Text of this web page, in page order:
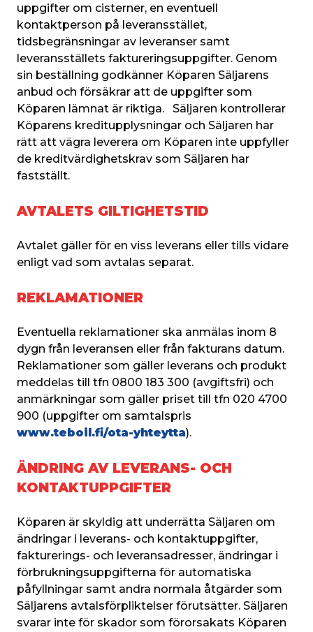
uppgifter om cisterner, en eventuell
kontaktperson på leveransstället,
tidsbegränsningar av leveranser samt
leveransställets faktureringsuppgifter. Genom
sin beställning godkänner Köparen Säljarens
anbud och försäkrar att de uppgifter som
Köparen lämnat är riktiga.   Säljaren kontrollerar
Köparens kreditupplysningar och Säljaren har
rätt att vägra leverera om Köparen inte uppfyller
de kreditvärdighetskrav som Säljaren har
fastställt.
AVTALETS GILTIGHETSTID
Avtalet gäller för en viss leverans eller tills vidare
enligt vad som avtalas separat.
REKLAMATIONER
Eventuella reklamationer ska anmälas inom 8
dygn från leveransen eller från fakturans datum.
Reklamationer som gäller leverans och produkt
meddelas till tfn 0800 183 300 (avgiftsfri) och
anmärkningar som gäller priset till tfn 020 4700
900 (uppgifter om samtalspris
www.teboil.fi/ota-yhteytta).
ÄNDRING AV LEVERANS- OCH
KONTAKTUPPGIFTER
Köparen är skyldig att underrätta Säljaren om
ändringar i leverans- och kontaktuppgifter,
fakturerings- och leveransadresser, ändringar i
förbrukningsuppgifterna för automatiska
påfyllningar samt andra normala åtgärder som
Säljarens avtalsförpliktelser förutsätter. Säljaren
svarar inte för skador som förorsakats Köparen